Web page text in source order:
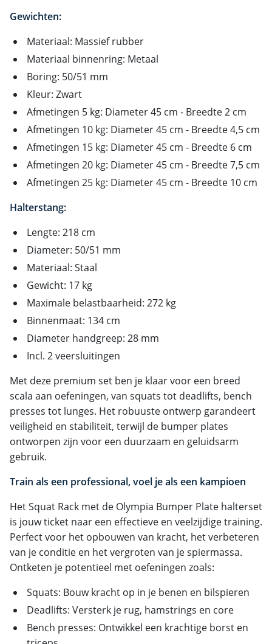
Gewichten:
Materiaal: Massief rubber
Materiaal binnenring: Metaal
Boring: 50/51 mm
Kleur: Zwart
Afmetingen 5 kg: Diameter 45 cm - Breedte 2 cm
Afmetingen 10 kg: Diameter 45 cm - Breedte 4,5 cm
Afmetingen 15 kg: Diameter 45 cm - Breedte 6 cm
Afmetingen 20 kg: Diameter 45 cm - Breedte 7,5 cm
Afmetingen 25 kg: Diameter 45 cm - Breedte 10 cm
Halterstang:
Lengte: 218 cm
Diameter: 50/51 mm
Materiaal: Staal
Gewicht: 17 kg
Maximale belastbaarheid: 272 kg
Binnenmaat: 134 cm
Diameter handgreep: 28 mm
Incl. 2 veersluitingen
Met deze premium set ben je klaar voor een breed
scala aan oefeningen, van squats tot deadlifts, bench
presses tot lunges. Het robuuste ontwerp garandeert
veiligheid en stabiliteit, terwijl de bumper plates
ontworpen zijn voor een duurzaam en geluidsarm
gebruik.
Train als een professional, voel je als een kampioen
Het Squat Rack met de Olympia Bumper Plate halterset
is jouw ticket naar een effectieve en veelzijdige training.
Perfect voor het opbouwen van kracht, het verbeteren
van je conditie en het vergroten van je spiermassa.
Ontketen je potentieel met oefeningen zoals:
Squats: Bouw kracht op in je benen en bilspieren
Deadlifts: Versterk je rug, hamstrings en core
Bench presses: Ontwikkel een krachtige borst en